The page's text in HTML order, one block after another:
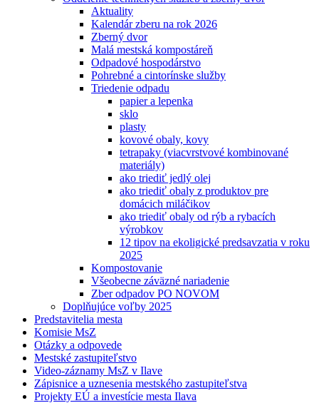
Aktuality
Kalendár zberu na rok 2026
Zberný dvor
Malá mestská kompostáreň
Odpadové hospodárstvo
Pohrebné a cintorínske služby
Triedenie odpadu
papier a lepenka
sklo
plasty
kovové obaly, kovy
tetrapaky (viacvrstvové kombinované
materiály)
ako triediť jedlý olej
ako triediť obaly z produktov pre
domácich miláčikov
ako triediť obaly od rýb a rybacích
výrobkov
12 tipov na ekoligické predsavzatia v roku
2025
Kompostovanie
Všeobecne záväzné nariadenie
Zber odpadov PO NOVOM
Doplňujúce voľby 2025
Predstavitelia mesta
Komisie MsZ
Otázky a odpovede
Mestské zastupiteľstvo
Video-záznamy MsZ v Ilave
Zápisnice a uznesenia mestského zastupiteľstva
Projekty EÚ a investície mesta Ilava